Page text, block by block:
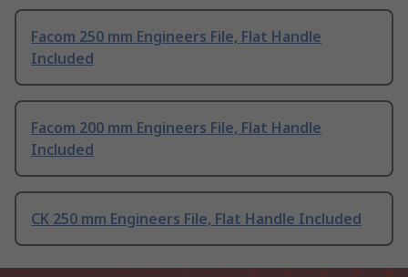
Facom 250 mm Engineers File, Flat Handle
Included
Facom 200 mm Engineers File, Flat Handle
Included
CK 250 mm Engineers File, Flat Handle Included